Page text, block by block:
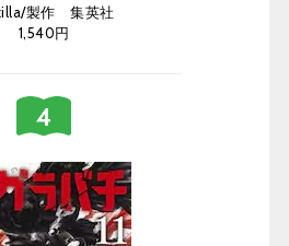
製作 集英社
1,540円